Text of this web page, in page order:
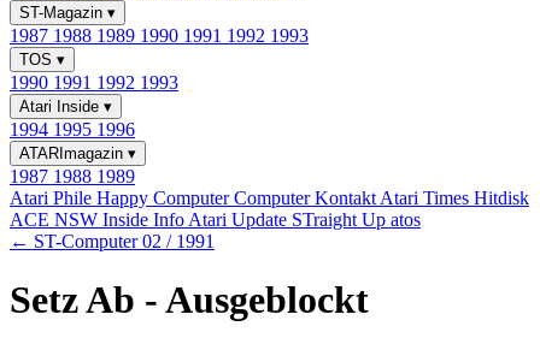
ST-Magazin ▾
1987 1988 1989 1990 1991 1992 1993
TOS ▾
1990 1991 1992 1993
Atari Inside ▾
1994 1995 1996
ATARImagazin ▾
1987 1988 1989
Atari Phile Happy ComputerComputer Kontakt Atari Times Hitdisk
ACE NSW Inside Info Atari Update STraight Up atos
← ST-Computer 02 / 1991
Setz Ab - Ausgeblockt